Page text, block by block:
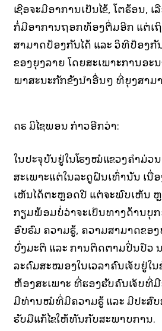
ເຊື້ອຈະມີອາການເປັນໄຂ້, ໂຕຮ້ອນ,
ກໍ່ມີອາການຖອກທ້ອງຕື່ມອີກ ແຕ່ເ
ສາມາດປ້ອງກັນໄດ້ ແລະ ວິທີປ້ອງ
ຂອງຍຸງລາຍ ໂດຍສະເພາະການອະ
ພາສະນະກັກຂັງນ້ຳອື່ນໆ ທີ່ຍຸງສາມ
ດຣ ມິໄຊພອນ ກ່າວອີກວ່າ:
ໃນປະຈຸບັນຢູ່ໃນໂຮງໝໍແຂວງຄຳມ່
ສະເພາະແຕ່ໃນລະດູຝົນເທົ່ານັ້ນ ເ
ເຫັນໄດ້ຕະຫຼອດປີ ແຕ່ຈະພົບເຫັນ
ກຽມພ້ອມບໍ່ວ່າຈະເປັນທາງດ້ານບຸ
ອົບຮົມ ຄວາມຮູ້, ຄວາມສາມາດຂ
ບົ່ງມະຕິ ແລະ ການຕິດຕາມປິ່ນປົວ
ລະດົມສະໝອງໃນເວລາຄົນເຈັບຢູ່
ຫ້ອງສະເພາະ ທີ່ຮອງຮັບຄົນເຈັບທີ່
ມີທ່ານໝໍທີ່ມີຄວາມຮູ້ ແລະ ມີປະສົບ
ຮັບມືແກ້ໄຂໃຫ້ທັນກັບສະພາບການ.